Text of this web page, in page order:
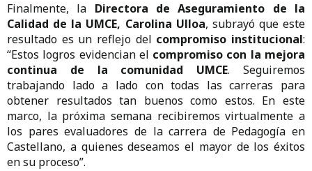
Finalmente, la Directora de Aseguramiento de la
Calidad de la UMCE, Carolina Ulloa, subrayó que este
resultado es un reflejo del compromiso institucional:
“Estos logros evidencian el compromiso con la mejora
continua de la comunidad UMCE. Seguiremos
trabajando lado a lado con todas las carreras para
obtener resultados tan buenos como estos. En este
marco, la próxima semana recibiremos virtualmente a
los pares evaluadores de la carrera de Pedagogía en
Castellano, a quienes deseamos el mayor de los éxitos
en su proceso”.